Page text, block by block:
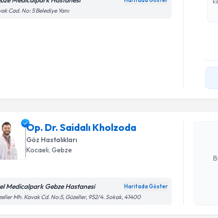
Cad. No: 5 Belediye Yanı
Op. Dr. Saidalı Kholzoda
Göz Hastalıkları
Kocaeli, Gebze
Medicalpark Gebze Hastanesi Haritada Göster
Mh. Kavak Cd. No:5, Güzeller, 952/4. Sokak, 41400